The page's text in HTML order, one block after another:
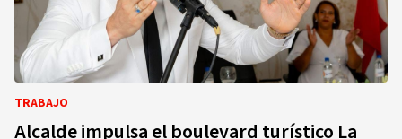
TRABAJO
Alcalde impulsa el boulevard turístico La